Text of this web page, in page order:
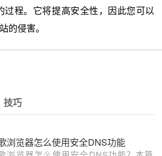
过程。它将提高安全性，因此您可以
的侵害。
技巧
浏览器怎么使用安全DNS功能